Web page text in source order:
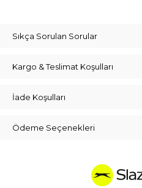
Sıkça Sorulan Sorular
Kargo & Teslimat Koşulları
İade Koşulları
Ödeme Seçenekleri